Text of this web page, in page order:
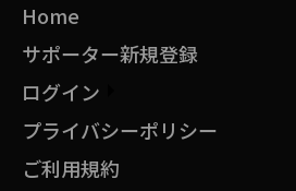
Home
サポーター新規登録
ログイン
プライバシーポリシー
ご利用規約